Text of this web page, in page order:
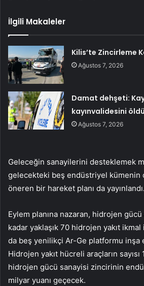
İlgili Makaleler
Kilis’te Zincirleme
Ağustos 7, 2026
Damat dehşeti:
kayınvalidesini
Ağustos 7, 2026
Geleceğin sanayilerini desteklemek
gelecekteki beş endüstriyel kümenin
öneren bir hareket planı da yayınlandı.
Eylem planına nazaran, hidrojen gücü
kadar yaklaşık 70 hidrojen yakıt
da beş yenilikçi Ar-Ge platformu inşa
Hidrojen yakıt hücreli araçların sayısı
hidrojen gücü sanayisi zincirinin
milyar yuanı geçecek.